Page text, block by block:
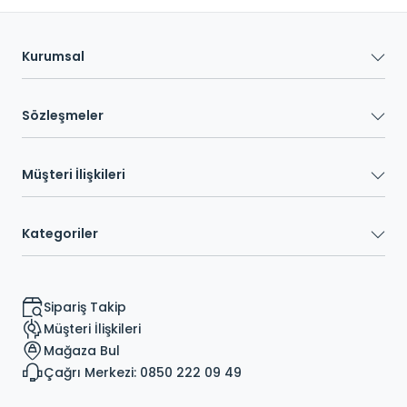
Kurumsal
Sözleşmeler
Müşteri İlişkileri
Kategoriler
Sipariş Takip
Müşteri İlişkileri
Mağaza Bul
Çağrı Merkezi: 0850 222 09 49